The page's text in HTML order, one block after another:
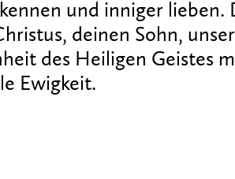
und inniger
deinen Sohn,
des Heiligen Geistes
Ewigkeit.